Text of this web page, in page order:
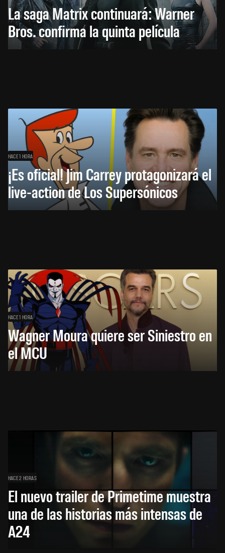
La saga Matrix continuará: Warner
Bros. confirma la quinta película
HACE 1 HORA
¡Es oficial! Jim Carrey protagonizará el
live-action de Los Supersónicos
HACE 1 HORA
Wagner Moura quiere ser Siniestro en
el MCU
HACE 2 HORAS
El nuevo trailer de Primetime muestra
una de las historias más intensas de
A24